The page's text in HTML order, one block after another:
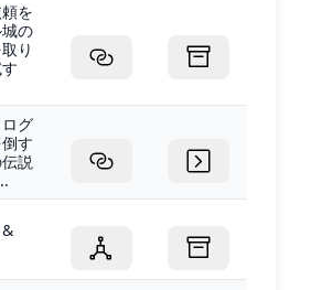
を
の
り
ログ
す
説